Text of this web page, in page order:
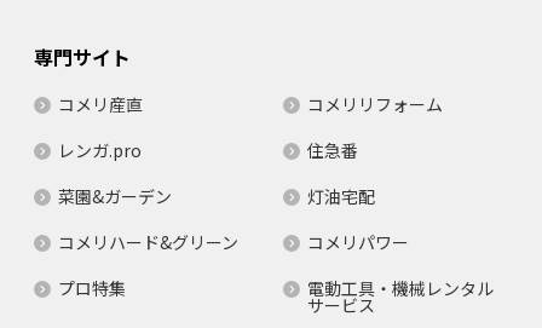
専門サイト
コメリ産直
コメリリフォーム
レンガ.pro
住急番
菜園&ガーデン
灯油宅配
コメリハード&グリーン
コメリパワー
プロ特集
電動工具・機械レンタル
サービス